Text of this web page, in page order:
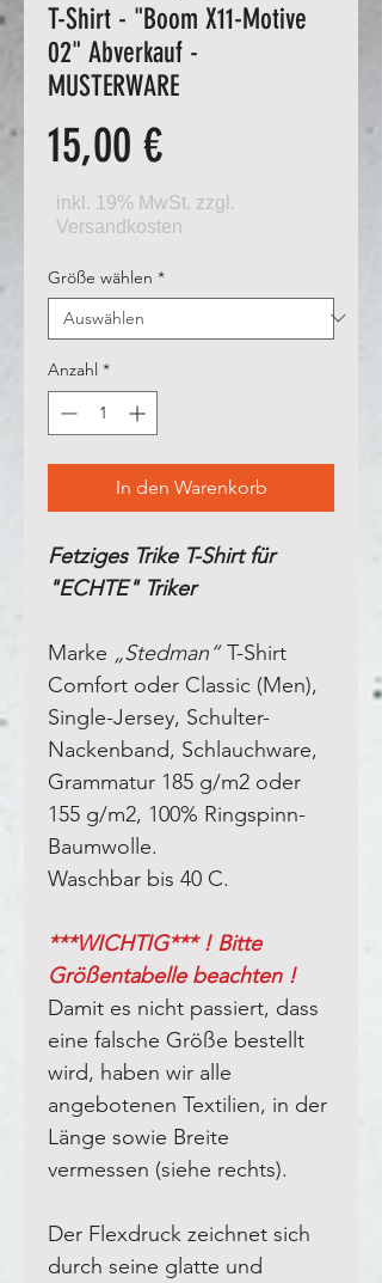
T-Shirt - "Boom X11-Motive
02" Abverkauf -
MUSTERWARE
15,00 €Preis
Größe wählen *
Anzahl *
In den Warenkorb
Fetziges Trike T-Shirt für
"ECHTE" Triker
Marke „Stedman“T-Shirt
Comfort oder Classic (Men),
Single-Jersey, Schulter-
Nackenband, Schlauchware,
Grammatur 185 g/m2 oder
155 g/m2, 100% Ringspinn-
Baumwolle.
Waschbar bis 40 C.
***WICHTIG*** ! Bitte
Größentabelle beachten !
Damit es nicht passiert, dass
eine falsche Größe bestellt
wird, haben wir alle
angebotenen Textilien, in der
Länge sowie Breite
vermessen (siehe rechts).
Der Flexdruck zeichnet sich
durch seine glatte und